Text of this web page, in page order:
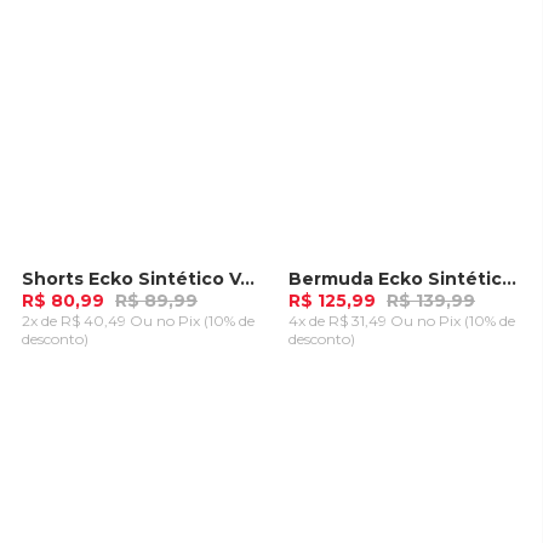
-10%Shorts Ecko Sintético Vermelha
R$ 80,99 R$ 89,99
2x de R$ 40,49 Ou no Pix (10% de
desconto)
-10%
Bermuda Ecko Sintética Caqui
R$ 125,99 R$ 139,99
4x de R$ 31,49 Ou no Pix (10% de
desconto)